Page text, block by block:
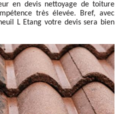
en devis nettoyage de toiture
très élevée. Bref, avec
L Etang votre devis sera bien